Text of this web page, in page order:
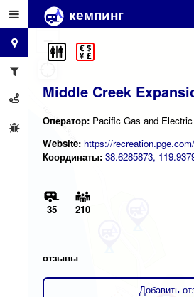
кемпинг
Middle Creek
Оператор: Pacific Gas and Electric
Website: https://recreation.pge.com/
Координаты: 38.6285873,-
35 210
отзывы
Добавить
+
−